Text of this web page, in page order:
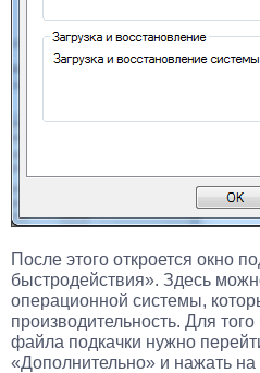
После этого откроется окно
быстродействия». Здесь
операционной системы,
производительность. Для
файла подкачки нужно
«Дополнительно» и нажать на